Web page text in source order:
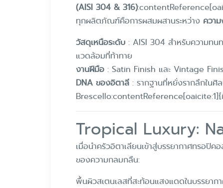
(AISI 304 & 316)
ทุกผลิตภัณฑ์คือการผสมผสานระหว่าง ควา
วัสดุเหนือระดับ : AISI 304 สำหรับความทน
แวดล้อมที่ท้าทาย
งานฝีมือ : Satin Finish และ Vintage
DNA ของอิตาลี : รากฐานที่หยั่งรากลึกในศิ
Tropical Luxury:
เมื่อนำครัวอิตาเลียนเข้าสู่บรรยากาศทรอ
ของความกลมกลืน:
พื้นผิวสเตนเลสที่สะท้อนแสงแดดในบรรยาก